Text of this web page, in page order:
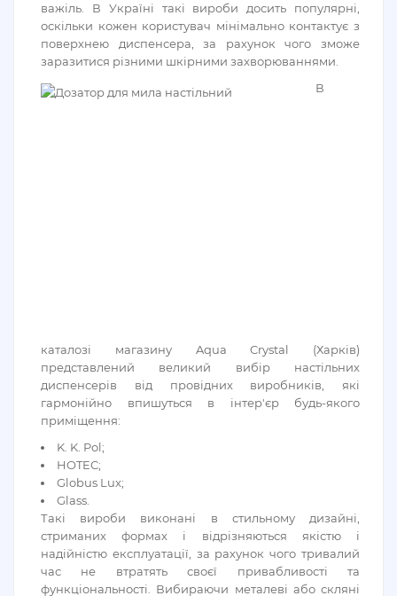
важіль. В Україні такі вироби досить популярні,
оскільки кожен користувач мінімально контактує з
поверхнею диспенсера, за рахунок чого зможе
заразитися різними шкірними захворюваннями.
В
каталозі магазину Aqua Crystal (Харків)
представлений великий вибір настільних
диспенсерів від провідних виробників, які
гармонійно впишуться в інтер'єр будь-якого
приміщення:
K. K. Pol;
HOTEC;
Globus Lux;
Glass.
Такі вироби виконані в стильному дизайні,
стриманих формах і відрізняються якістю і
надійністю експлуатації, за рахунок чого тривалий
час не втратять своєї привабливості та
функціональності. Вибираючи металеві або скляні